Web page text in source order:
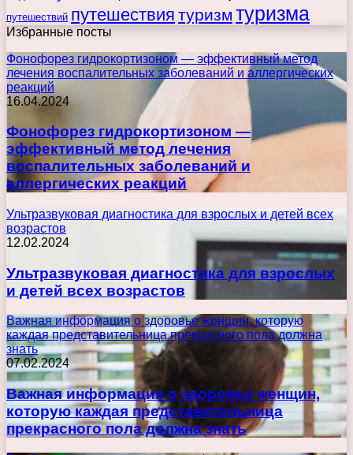
путешествий путешествия туризм туризма
Избранные посты
Фонофорез гидрокортизоном — эффективный метод
лечения воспалительных заболеваний и аллергических
реакций
16.04.2024
Фонофорез гидрокортизоном —
эффективный метод лечения
воспалительных заболеваний и
аллергических реакций
Ультразвуковая диагностика для взрослых и детей всех
возрастов
12.02.2024
Ультразвуковая диагностика для взрослых
и детей всех возрастов
Важная информация о здоровье женщин, которую
каждая представительница прекрасного пола должна
знать
07.02.2024
Важная информация о здоровье женщин,
которую каждая представительница
прекрасного пола должна знать